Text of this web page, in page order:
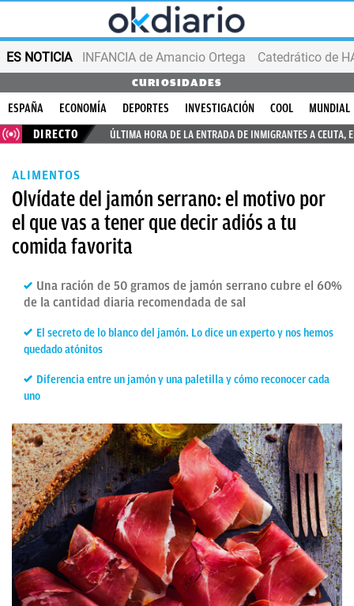
ES NOTICIA INFANCIA de Amancio Ortega
CURIOSIDADES
ESPAÑA ECONOMÍA DEPORTES INVESTIGACIÓN COOL
MUNDIAL
DIRECTO
ÚLTIMA HORA DE LA ENTRADA DE INMIGRANTES A CEUTA,
ALIMENTOS
Olvídate del jamón serrano: el motivo por
el que vas a tener que decir adiós a tu
comida favorita
Una ración de 50 gramos de jamón serrano cubre el 60%
de la cantidad diaria recomendada de sal
El secreto de lo blanco del jamón. Lo dice un experto y nos hemos
quedado atónitos
Diferencia entre un jamón y una paletilla y cómo reconocer cada
uno